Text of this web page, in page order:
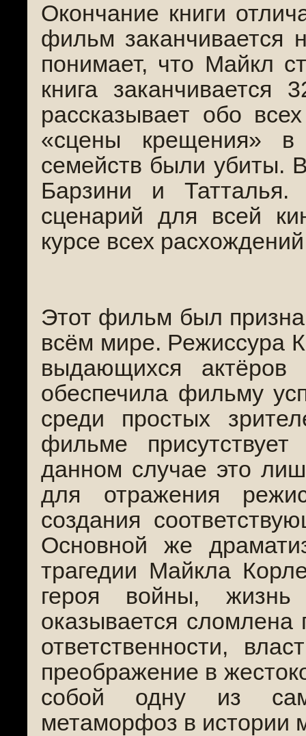
Окончание книги
фильм заканчивается
понимает, что Майкл
книга заканчивается
рассказывает обо
«сцены крещения»
семейств были убиты.
Барзини и
сценарий для всей
курсе всех
Этот фильм был
всём мире. Режиссура
выдающихся
обеспечила фильму
среди простых
фильме
данном случае это
для отражения
создания
Основной же
трагедии Майкла
героя войны,
оказывается сломлена
ответственности,
преображение в
собой одну из
метаморфоз в истории